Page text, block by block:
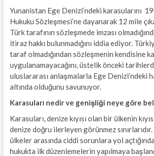
Yunanistan Ege Denizi’ndeki karasularını
Hukuku Sözleşmesi’ne dayanarak 12 mile
Türk tarafının sözleşmede imzası
itiraz hakkı bulunmadığını iddia ediyor.
taraf olmadığından sözleşmenin kendisine
uygulanamayacağını, üstelik önceki
uluslararası anlaşmalarla Ege Denizi’ndeki
altında olduğunu savunuyor.
Karasuları nedir ve genişliği neye göre
Karasuları, denize kıyısı olan bir ülkenin
denize doğru ilerleyen görünmez
ülkeler arasında ciddi sorunlara yol
hukukta ilk düzenlemelerin yapılmaya